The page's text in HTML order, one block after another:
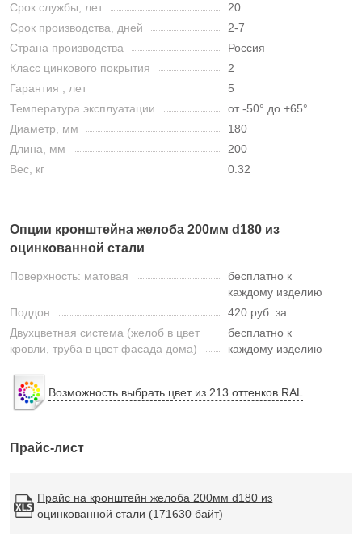
Срок службы, лет
20
Срок производства, дней
2-7
Страна производства
Россия
Класс цинкового покрытия
2
Гарантия , лет
5
Температура эксплуатации
от -50° до +65°
Диаметр, мм
180
Длина, мм
200
Вес, кг
0.32
Опции кронштейна желоба 200мм d180 из
оцинкованной стали
Поверхность: матовая
бесплатно к
каждому изделию
Поддон
420 руб. за
Двухцветная система (желоб в цвет
кровли, труба в цвет фасада дома)
бесплатно к
каждому изделию
Возможность выбрать цвет из 213 оттенков RAL
Прайс-лист
Прайс на кронштейн желоба 200мм d180 из
оцинкованной стали (171630 байт)